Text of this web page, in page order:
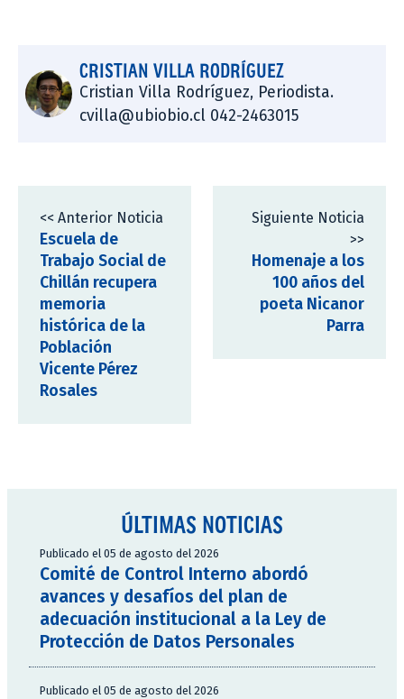
CRISTIAN VILLA RODRÍGUEZ
Cristian Villa Rodríguez, Periodista.
cvilla@ubiobio.cl 042-2463015
<< Anterior Noticia
Escuela de
Trabajo Social de
Chillán recupera
memoria
histórica de la
Población
Vicente Pérez
Rosales
Siguiente Noticia
>>
Homenaje a los
100 años del
poeta Nicanor
Parra
ÚLTIMAS NOTICIAS
Publicado el 05 de agosto del 2026
Comité de Control Interno abordó
avances y desafíos del plan de
adecuación institucional a la Ley de
Protección de Datos Personales
Publicado el 05 de agosto del 2026